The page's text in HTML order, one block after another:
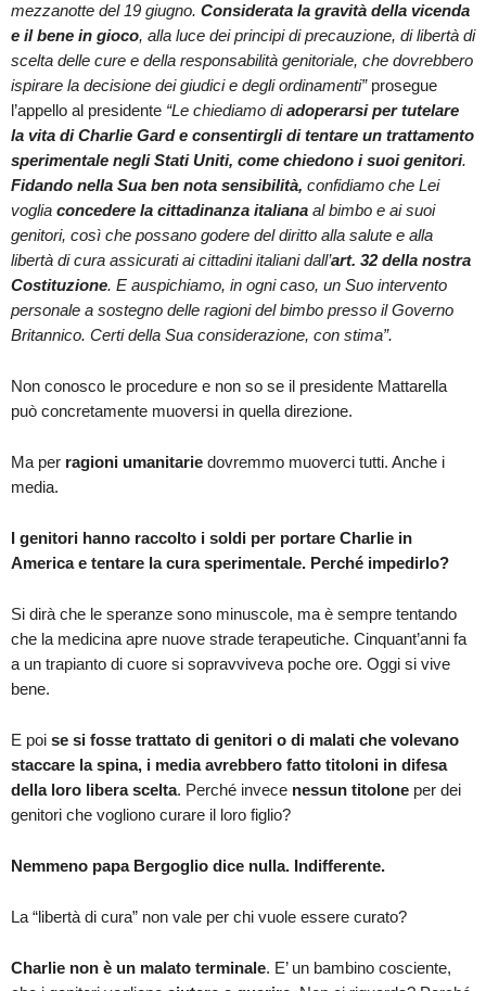
mezzanotte del 19 giugno. Considerata la gravità della vicenda
e il bene in gioco, alla luce dei principi di precauzione, di libertà di
scelta delle cure e della responsabilità genitoriale, che dovrebbero
ispirare la decisione dei giudici e degli ordinamenti” prosegue
l’appello al presidente “Le chiediamo diadoperarsi per tutelare
la vita di Charlie Gard e consentirgli di tentare un trattamento
sperimentale negli Stati Uniti, come chiedono i suoi genitori.
Fidando nella Sua ben nota sensibilità, confidiamo che Lei
voglia concedere la cittadinanza italiana al bimbo e ai suoi
genitori, così che possano godere del diritto alla salute e alla
libertà di cura assicurati ai cittadini italiani dall’art. 32 della nostra
Costituzione. E auspichiamo, in ogni caso, un Suo intervento
personale a sostegno delle ragioni del bimbo presso il Governo
Britannico. Certi della Sua considerazione, con stima”.
Non conosco le procedure e non so se il presidente Mattarella
può concretamente muoversi in quella direzione.
Ma per ragioni umanitarie dovremmo muoverci tutti. Anche i
media.
I genitori hanno raccolto i soldi per portare Charlie in
America e tentare la cura sperimentale. Perché impedirlo?
Si dirà che le speranze sono minuscole, ma è sempre tentando
che la medicina apre nuove strade terapeutiche. Cinquant’anni fa
a un trapianto di cuore si sopravviveva poche ore. Oggi si vive
bene.
E poi se si fosse trattato di genitori o di malati che volevano
staccare la spina, i media avrebbero fatto titoloni in difesa
della loro libera scelta. Perché invece nessun titolone per dei
genitori che vogliono curare il loro figlio?
Nemmeno papa Bergoglio dice nulla. Indifferente.
La “libertà di cura” non vale per chi vuole essere curato?
Charlie non è un malato terminale. E’ un bambino cosciente,